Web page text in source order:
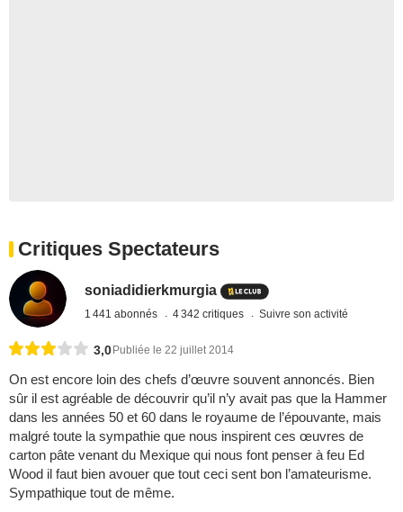
Critiques Spectateurs
soniadidierkmurgia
1 441 abonnés 4 342 critiques Suivre son activité
3,0 Publiée le 22 juillet 2014
On est encore loin des chefs d’œuvre souvent annoncés. Bien
sûr il est agréable de découvrir qu’il n’y avait pas que la Hammer
dans les années 50 et 60 dans le royaume de l’épouvante, mais
malgré toute la sympathie que nous inspirent ces œuvres de
carton pâte venant du Mexique qui nous font penser à feu Ed
Wood il faut bien avouer que tout ceci sent bon l’amateurisme.
Sympathique tout de même.